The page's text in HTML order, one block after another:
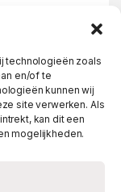
technologieën zoals
en/of te
kunnen wij
site verwerken. Als
kan dit een
mogelijkheden.